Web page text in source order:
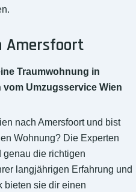
Amersfoort
Traumwohnung in
Umzugsservice Wien
nach Amersfoort und bist
Wohnung? Die Experten
genau die richtigen
langjährigen Erfahrung und
bieten sie dir einen